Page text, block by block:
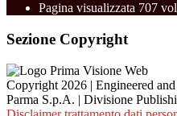
Pagina visualizzata 707
Sezione Copyright
Copyright 2026 | Engineered
Parma S.p.A. | Divisione